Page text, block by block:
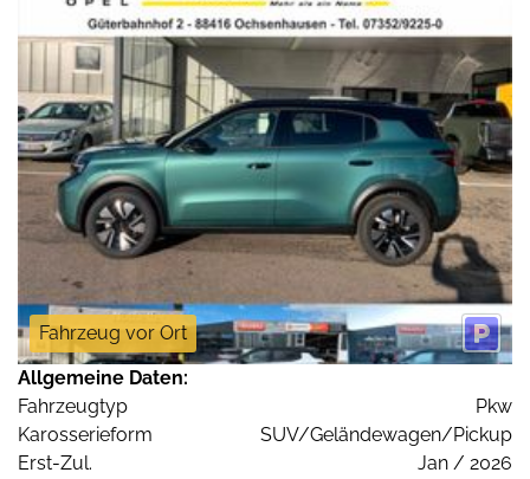
Fahrzeug vor Ort
Allgemeine Daten:
Fahrzeugtyp
Pkw
Karosserieform
SUV/Geländewagen/Pickup
Erst-Zul.
Jan / 2026